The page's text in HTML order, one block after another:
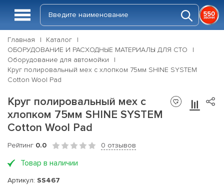
Главная
Каталог
ОБОРУДОВАНИЕ И РАСХОДНЫЕ МАТЕРИАЛЫ ДЛЯ СТО
Оборудование для автомойки
Круг полировальный мех с хлопком 75мм SHINE SYSTEM
Cotton Wool Pad
Круг полировальный мех с
хлопком 75мм SHINE SYSTEM
Cotton Wool Pad
Рейтинг 0.0 0 отзывов
Товар в наличии
Артикул: SS467